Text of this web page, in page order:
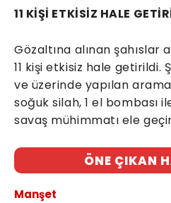
11 KİŞİ ETKİSİZ HALE
Gözaltına alınan şahıslar
11 kişi etkisiz hale getirildi.
ve üzerinde yapılan
soğuk silah, 1 el bombası
savaş mühimmatı ele
ÖNE ÇIKAN
Manşet